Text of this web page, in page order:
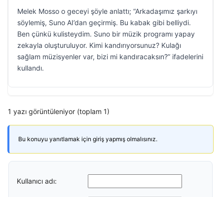
Melek Mosso o geceyi şöyle anlattı; “Arkadaşımız şarkıyı
söylemiş, Suno AI’dan geçirmiş. Bu kabak gibi belliydi.
Ben çünkü kulisteydim. Suno bir müzik programı yapay
zekayla oluşturuluyor. Kimi kandırıyorsunuz? Kulağı
sağlam müzisyenler var, bizi mi kandıracaksın?” ifadelerini
kullandı.
1 yazı görüntüleniyor (toplam 1)
Bu konuyu yanıtlamak için giriş yapmış olmalısınız.
Kullanıcı adı: